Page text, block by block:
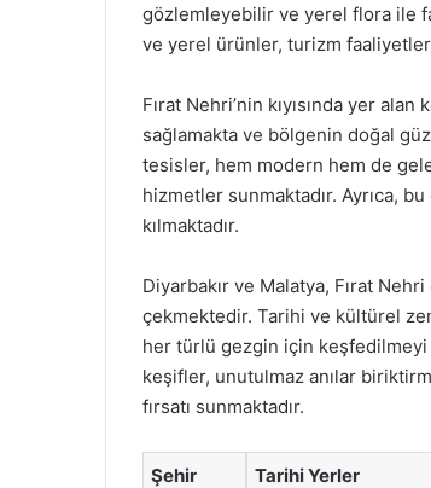
gözlemleyebilir ve yerel flora ile
ve yerel ürünler, turizm
Fırat Nehri’nin kıyısında yer
sağlamakta ve bölgenin doğal
tesisler, hem modern hem de
hizmetler sunmaktadır. Ayrıca,
kılmaktadır.
Diyarbakır ve Malatya, Fırat
çekmektedir. Tarihi ve kültürel
her türlü gezgin için keşfedilmeyi
keşifler, unutulmaz anılar
fırsatı sunmaktadır.
Şehir Tarihi Yerler